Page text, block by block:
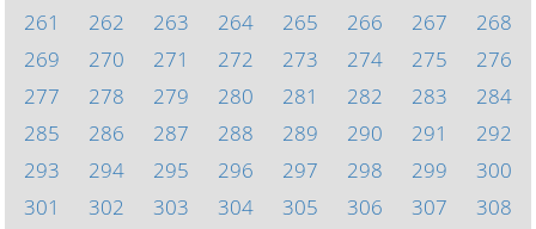
261
262 263 264 265 266 267
268
269
270 271 272 273 274 275
276
277
278 279 280 281 282 283
284
285
286 287 288 289 290 291
292
293
294 295 296 297 298 299
300
301
302 303 304 305 306 307
308